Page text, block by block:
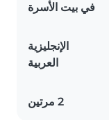
في بيت الأسرة
الإنجليزية
العربية
2 مرتين